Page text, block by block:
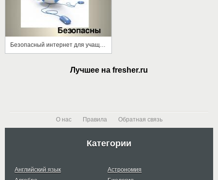
Лучшее на fresher.ru
О нас Правила Обратная связь
Категории
Английский язык
Астрономия